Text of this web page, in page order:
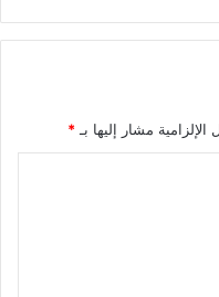
الإلزامية مشار إليها بـ *